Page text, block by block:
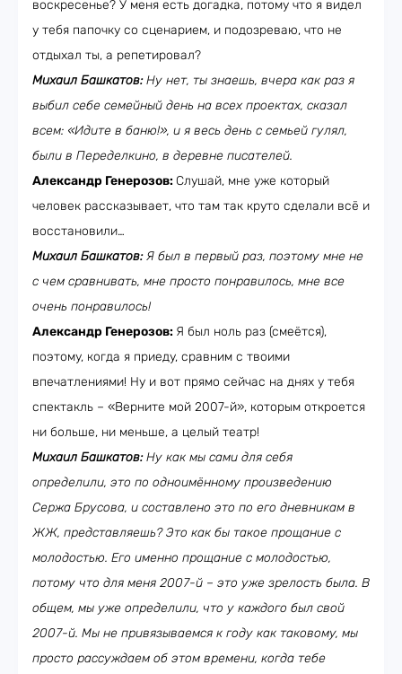
воскресенье? У меня есть догадка, потому что я видел
у тебя папочку со сценарием, и подозреваю, что не
отдыхал ты, а репетировал?
Михаил Башкатов:Ну нет, ты знаешь, вчера как раз я
выбил себе семейный день на всех проектах, сказал
всем: «Идите в баню!», и я весь день с семьей гулял,
были в Переделкино, в деревне писателей.
Александр Генерозов: Слушай, мне уже который
человек рассказывает, что там так круто сделали всё и
восстановили…
Михаил Башкатов:Я был в первый раз, поэтому мне не
с чем сравнивать, мне просто понравилось, мне все
очень понравилось!
Александр Генерозов: Я был ноль раз (смеётся),
поэтому, когда я приеду, сравним с твоими
впечатлениями! Ну и вот прямо сейчас на днях у тебя
спектакль – «Верните мой 2007-й», которым откроется
ни больше, ни меньше, а целый театр!
Михаил Башкатов:Ну как мы сами для себя
определили, это по одноимённому произведению
Сержа Брусова, и составлено это по его дневникам в
ЖЖ, представляешь? Это как бы такое прощание с
молодостью. Его именно прощание с молодостью,
потому что для меня 2007-й – это уже зрелость была. В
общем, мы уже определили, что у каждого был свой
2007-й. Мы не привязываемся к году как таковому, мы
просто рассуждаем об этом времени, когда тебе